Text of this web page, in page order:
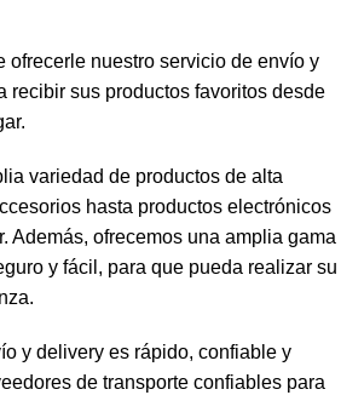
ofrecerle nuestro servicio de envío y
recibir sus productos favoritos desde
variedad de productos de alta
hasta productos electrónicos
Además, ofrecemos una amplia gama
y fácil, para que pueda realizar su
y delivery es rápido, confiable y
de transporte confiables para